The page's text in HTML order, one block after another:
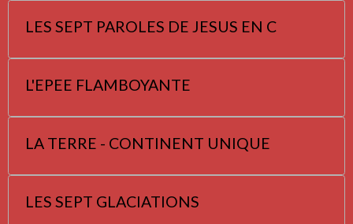
LES SEPT PAROLES DE JESUS EN C
L'EPEE FLAMBOYANTE
LA TERRE - CONTINENT UNIQUE
LES SEPT GLACIATIONS